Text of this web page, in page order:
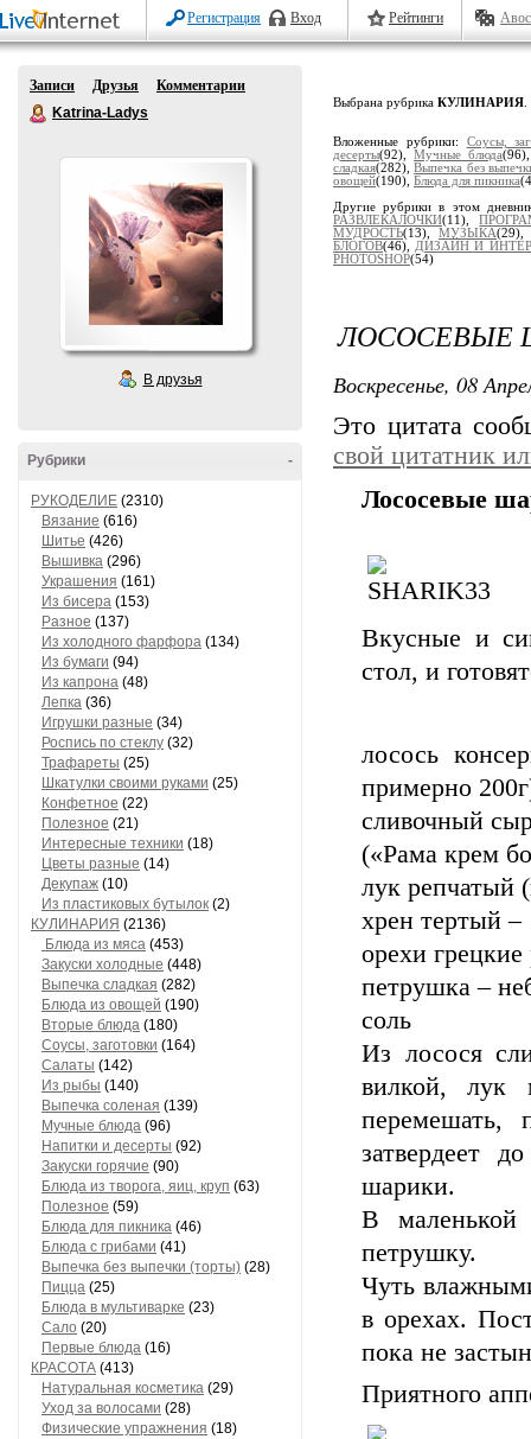
Регистрация Вход Рейтинги
Записи Друзья
Комментарии
Katrina-Ladys
В друзья
-
Рубрики
РУКОДЕЛИЕ (2310)
Вязание (616)
Шитье (426)
Вышивка (296)
Украшения (161)
Из бисера (153)
Разное (137)
Из холодного фарфора (134)
Из бумаги (94)
Из капрона (48)
Лепка (36)
Игрушки разные (34)
Роспись по стеклу (32)
Трафареты (25)
Шкатулки своими руками (25)
Конфетное (22)
Полезное (21)
Интересные техники (18)
Цветы разные (14)
Декупаж (10)
Из пластиковых бутылок (2)
КУЛИНАРИЯ (2136)
Блюда из мяса (453)
Закуски холодные (448)
Выпечка сладкая (282)
Блюда из овощей (190)
Вторые блюда (180)
Соусы, заготовки (164)
Салаты (142)
Из рыбы (140)
Выпечка соленая (139)
Мучные блюда (96)
Напитки и десерты (92)
Закуски горячие (90)
Блюда из творога, яиц, круп (63)
Полезное (59)
Блюда для пикника (46)
Блюда с грибами (41)
Выпечка без выпечки (торты) (28)
Пицца (25)
Блюда в мультиварке (23)
Сало (20)
Первые блюда (16)
КРАСОТА (413)
Натуральная косметика (29)
Уход за волосами (28)
Физические упражнения (18)
Выбрана рубрика КУЛИНАРИЯ
Вложенные рубрики: Соусы,
десерты(92),Мучные блюда
сладкая(282),Выпечка без
овощей(190), Блюда для пикника
Другие рубрики в этом
РАЗВЛЕКАЛОЧКИ(11),
МУДРОСТЬ(13), МУЗЫКА(29),
БЛОГОВ(46), ДИЗАЙН И
PHOTOSHOP(54)
ЛОСОСЕВЫЕ
Воскресенье, 08
Это цитата
свой цитатник
Лососевые
Вкусные и
стол, и
лосось
примерно
сливочный
(«Рама крем
лук репчатый
хрен тертый –
орехи
петрушка –
соль
Из лосося
вилкой, лук
перемешать,
затвердеет
шарики.
В
петрушку.
Чуть
в орехах.
пока не
Приятного